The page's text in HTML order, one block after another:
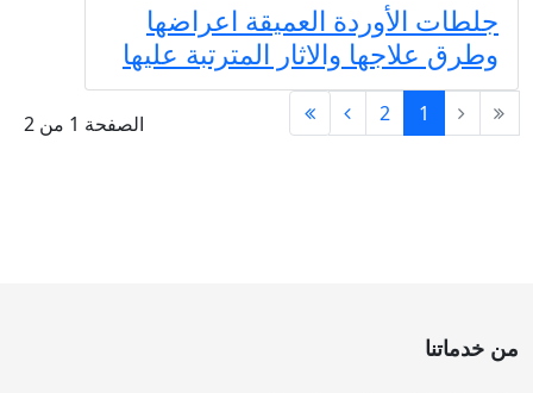
جلطات الأوردة العميقة اعراضها
وطرق علاجها والاثار المترتبة عليها
الصفحة 1 من 2 1
2
من خدماتنا